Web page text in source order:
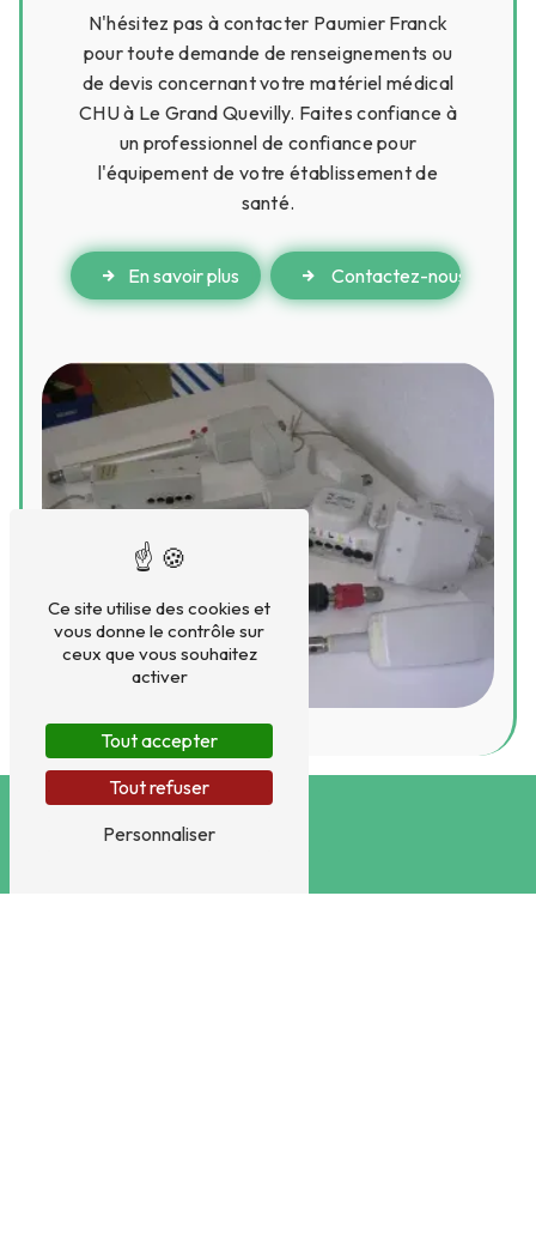
N'hésitez pas à contacter Paumier Franck
pour toute demande de renseignements ou
de devis concernant votre matériel médical
CHU à Le Grand Quevilly. Faites confiance à
un professionnel de confiance pour
l'équipement de votre établissement de
santé.
En savoir plus Contactez-nous
Ce site utilise des cookies et
vous donne le contrôle sur
ceux que vous souhaitez
activer
Tout accepter
Tout refuser
Personnaliser